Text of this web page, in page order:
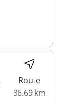
Route
36.69 km